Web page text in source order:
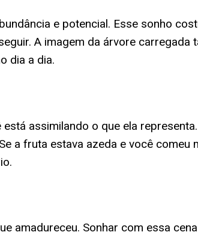
e potencial. Esse sonho
A imagem da árvore
dia a dia.
assimilando o que ela
a fruta estava azeda e você
amadureceu. Sonhar com essa